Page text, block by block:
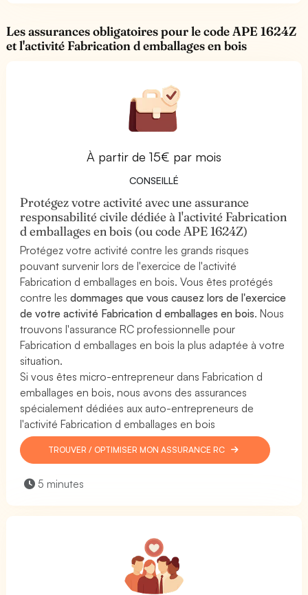
Les assurances obligatoires pour le code APE 1624Z
et l'activité Fabrication d emballages en bois
À partir de 15€ par mois
CONSEILLÉ
Protégez votre activité avec une assurance
responsabilité civile dédiée à l'activité Fabrication
d emballages en bois (ou code APE 1624Z)
Protégez votre activité contre les grands risques
pouvant survenir lors de l'exercice de l'activité
Fabrication d emballages en bois. Vous êtes protégés
contre lesdommages que vous causez lors de l'exercice
de votre activité Fabrication d emballages en bois. Nous
trouvons l'assurance RC professionnelle pour
Fabrication d emballages en bois la plus adaptée à votre
situation.
Si vous êtes micro-entrepreneur dans Fabrication d
emballages en bois, nous avons des assurances
spécialement dédiées aux auto-entrepreneurs de
l'activité Fabrication d emballages en bois
TROUVER / OPTIMISER MON ASSURANCE RC
5 minutes